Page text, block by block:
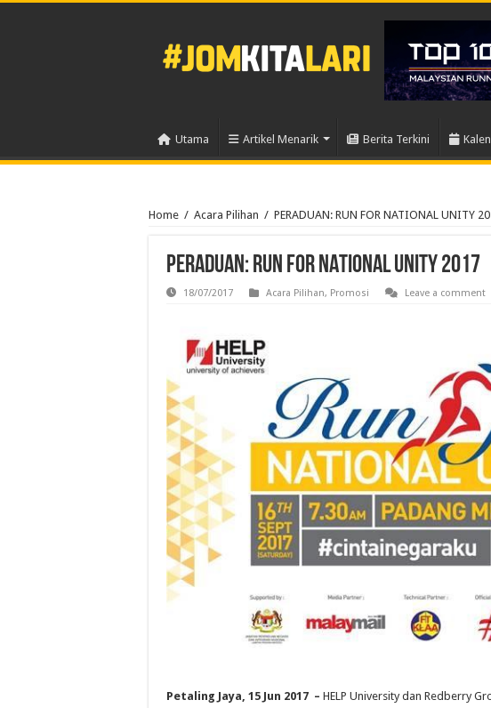
Utama Artikel Menarik Berita Terkini
Home / Acara Pilihan / PERADUAN: RUN FOR NATIONAL UNITY
PERADUAN: RUN FOR NATIONAL UNITY 2017
18/07/2017 Acara Pilihan, Promosi Leave a comment
Petaling Jaya, 15 Jun 2017 – HELP University dan Redberry